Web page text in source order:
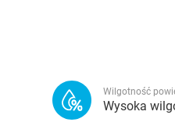
Wilgotność
Wysoka